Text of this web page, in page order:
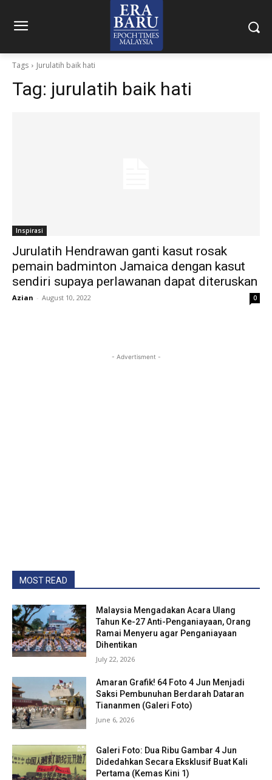
Tags Jurulatih baik hati
Tag: jurulatih baik hati
Inspirasi
Jurulatih Hendrawan ganti kasut rosak
pemain badminton Jamaica dengan kasut
sendiri supaya perlawanan dapat diteruskan
Azian - August 10, 2022 0
- Advertisment -
MOST READ
Malaysia Mengadakan Acara Ulang
Tahun Ke-27 Anti-Penganiayaan, Orang
Ramai Menyeru agar Penganiayaan
Dihentikan
July 22, 2026
Amaran Grafik! 64 Foto 4 Jun Menjadi
Saksi Pembunuhan Berdarah Dataran
Tiananmen (Galeri Foto)
June 6, 2026
Galeri Foto: Dua Ribu Gambar 4 Jun
Didedahkan Secara Eksklusif Buat Kali
Pertama (Kemas Kini 1)